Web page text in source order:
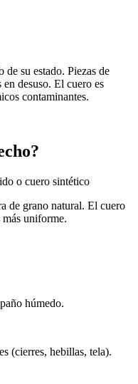
de su estado. Piezas de
en desuso. El cuero es
contaminantes.
o cuero sintético
de grano natural. El cuero
uniforme.
húmedo.
(cierres, hebillas, tela).